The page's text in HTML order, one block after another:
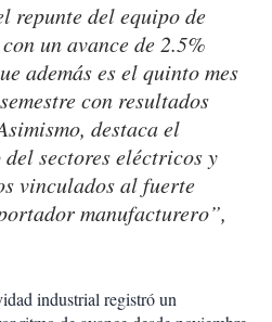
repunte del equipo de
un avance de 2.5%
además es el quinto mes
con resultados
destaca el
sectores eléctricos y
vinculados al fuerte
manufacturero”,
industrial registró un